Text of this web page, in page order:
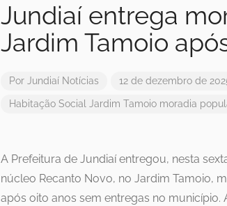
Jundiaí entrega
Jardim Tamoio
Por Jundiaí Notícias 12 de dezembro de
Habitação Social Jardim Tamoio moradia
A Prefeitura de Jundiaí entregou, nesta
núcleo Recanto Novo, no Jardim Tamoio,
após oito anos sem entregas no